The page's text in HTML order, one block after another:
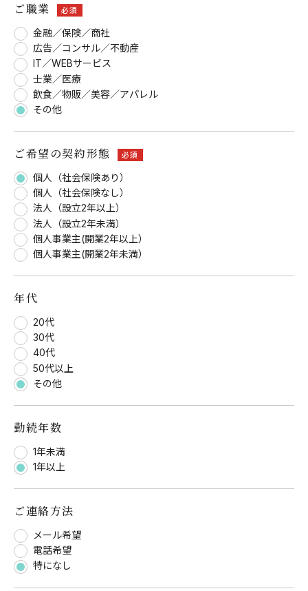
ご職業 必須
金融／保険／商社
広告／コンサル／不動産
IT／WEBサービス
士業／医療
飲食／物販／美容／アパレル
その他
ご希望の契約形態 必須
個人（社会保険あり）
個人（社会保険なし）
法人（設立2年以上）
法人（設立2年未満）
個人事業主(開業2年以上）
個人事業主(開業2年未満）
年代
20代
30代
40代
50代以上
その他
勤続年数
1年未満
1年以上
ご連絡方法
メール希望
電話希望
特になし